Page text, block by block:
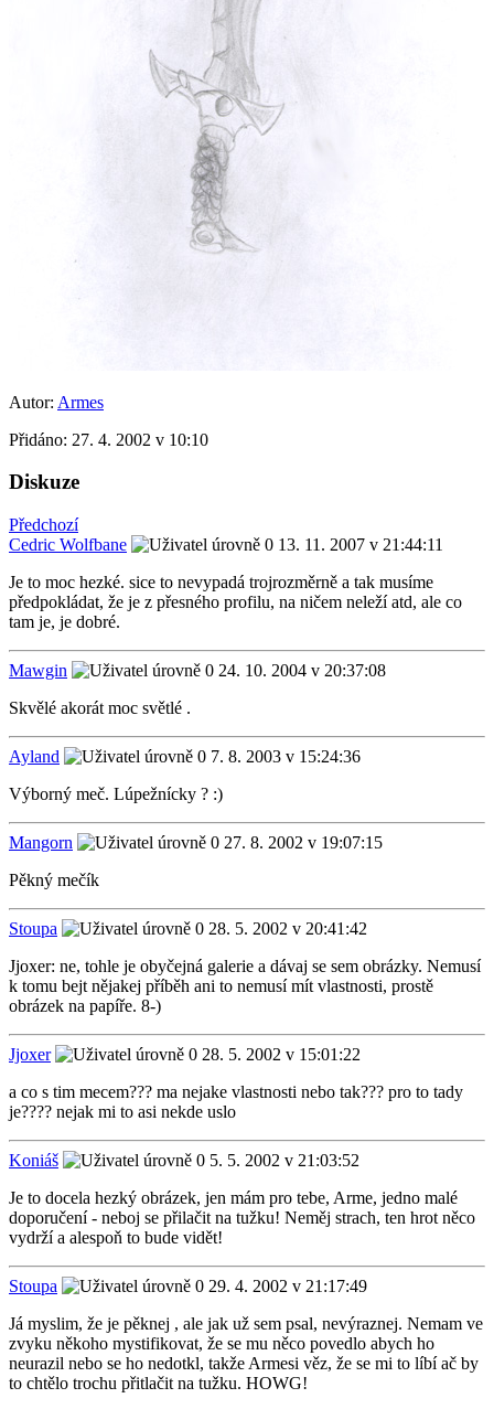
Autor: Armes
Přidáno: 27. 4. 2002 v 10:10
Diskuze
Předchozí
Cedric Wolfbane
13. 11. 2007 v 21:44:11
Je to moc hezké. sice to nevypadá trojrozměrně a tak musíme
předpokládat, že je z přesného profilu, na ničem neleží atd, ale co
tam je, je dobré.
Mawgin
24. 10. 2004 v 20:37:08
Skvělé akorát moc světlé .
Ayland
7. 8. 2003 v 15:24:36
Výborný meč. Lúpežnícky ? :)
Mangorn
27. 8. 2002 v 19:07:15
Pěkný mečík
Stoupa
28. 5. 2002 v 20:41:42
Jjoxer: ne, tohle je obyčejná galerie a dávaj se sem obrázky. Nemusí
k tomu bejt nějakej příběh ani to nemusí mít vlastnosti, prostě
obrázek na papíře. 8-)
Jjoxer
28. 5. 2002 v 15:01:22
a co s tim mecem??? ma nejake vlastnosti nebo tak??? pro to tady
je???? nejak mi to asi nekde uslo
Koniáš
5. 5. 2002 v 21:03:52
Je to docela hezký obrázek, jen mám pro tebe, Arme, jedno malé
doporučení - neboj se přilačit na tužku! Neměj strach, ten hrot něco
vydrží a alespoň to bude vidět!
Stoupa
29. 4. 2002 v 21:17:49
Já myslim, že je pěknej , ale jak už sem psal, nevýraznej. Nemam ve
zvyku někoho mystifikovat, že se mu něco povedlo abych ho
neurazil nebo se ho nedotkl, takže Armesi věz, že se mi to líbí ač by
to chtělo trochu přitlačit na tužku. HOWG!